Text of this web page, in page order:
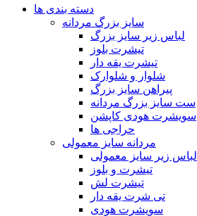
دسته بندی ها
سایز بزرگ مردانه
لباس زیر سایز بزرگ
تیشرت بلوز
تیشرت یقه دار
شلوار و شلوارک
پیراهن سایز بزرگ
ست سایز بزرگ مردانه
سویشرت هودی کاپشن
حراجی ها
مردانه سایز معمولی
لباس زیر سایز معمولی
تیشرت و بلوز
تیشرت لش
تی شرت یقه دار
سویشرت هودی